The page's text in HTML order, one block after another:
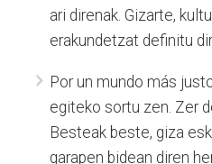
ari direnak. Gizarte,
erakundetzat definitu
Por un mundo más
egiteko sortu zen. Zer
Besteak beste, giza
garapen bidean diren